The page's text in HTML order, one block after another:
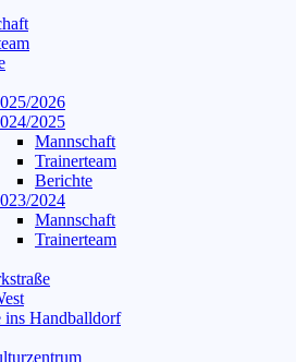
2026
2025
Mannschaft
Trainerteam
Berichte
2024
Mannschaft
Trainerteam
ins Handballdorf